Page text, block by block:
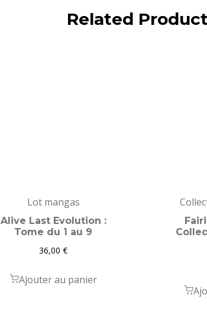
Related
Lot mangas
Alive Last Evolution :
Tome du 1 au 9
36,00€
Ajouter au panier